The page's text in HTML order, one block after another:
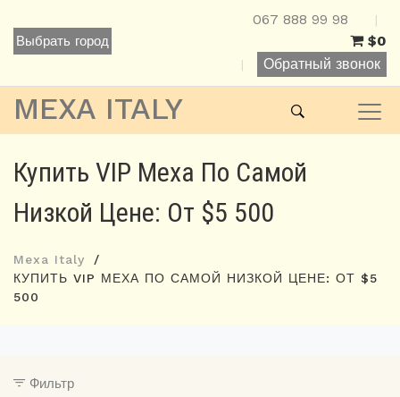
Выбрать город
067 888 99 98 |
$0
| Обратный звонок
MEXA ITALY
Купить VIP Меха По Самой
Низкой Цене: От $5 500
Mexa Italy
КУПИТЬ VIP МЕХА ПО САМОЙ НИЗКОЙ ЦЕНЕ: ОТ $5
500
Фильтр